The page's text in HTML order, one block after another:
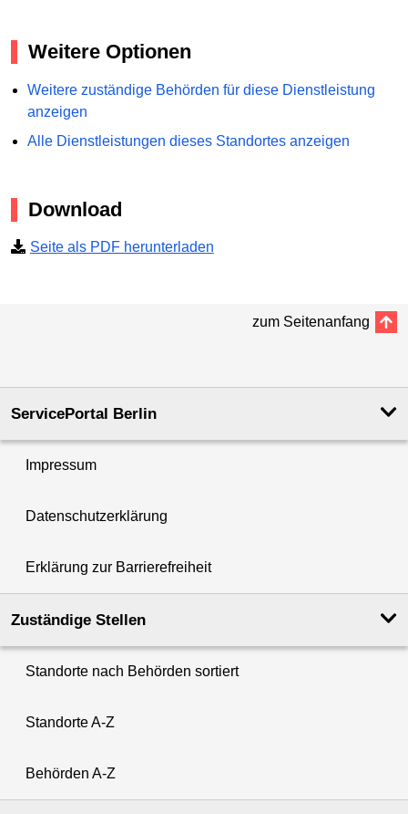
Weitere Optionen
Weitere zuständige Behörden für diese Dienstleistung
anzeigen
Alle Dienstleistungen dieses Standortes anzeigen
Download
Seite als PDF herunterladen
zum Seitenanfang
ServicePortal Berlin
Impressum
Datenschutzerklärung
Erklärung zur Barrierefreiheit
Zuständige Stellen
Standorte nach Behörden sortiert
Standorte A-Z
Behörden A-Z